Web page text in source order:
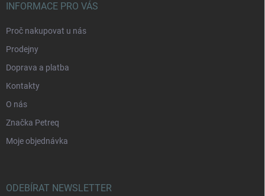
INFORMACE PRO VÁS
Proč nakupovat u nás
Prodejny
Doprava a platba
Kontakty
O nás
Značka Petreq
Moje objednávka
ODEBÍRAT NEWSLETTER